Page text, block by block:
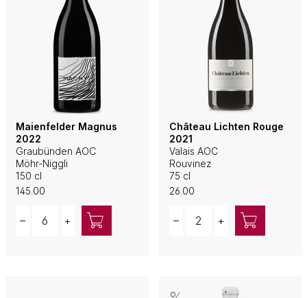
Maienfelder Magnus
2022
Graubünden AOC
Möhr-Niggli
150 cl
145.00
– +
Château Lichten Rouge
2021
Valais AOC
Rouvinez
75 cl
26.00
– +